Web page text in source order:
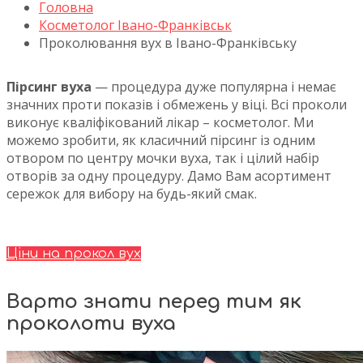
Головна
Косметолог Івано-Франківськ
Проколювання вух в Івано-Франківську
Пірсинг вуха — процедура дуже популярна і немає
значних проти показів і обмежень у віці. Всі проколи
виконує кваліфікований лікар – косметолог. Ми
можемо зробити, як класичний пірсинг із одним
отвором по центру мочки вуха, так і цілий набір
отворів за одну процедуру. Дамо Вам асортимент
сережок для вибору на будь-який смак.
Ціни на прокол вух
Варто знати перед тим як
проколоти вуха